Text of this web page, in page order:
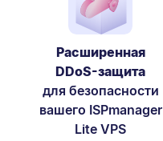
Расширенная
DDoS-защита
для безопасности
вашего ISPmanager
Lite VPS